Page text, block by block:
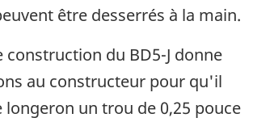
être desserrés à la main.
construction du BD5-J donne
au constructeur pour qu'il
longeron un trou de 0,25 pouce